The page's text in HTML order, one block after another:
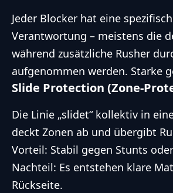
Jeder Blocker hat eine
Verantwortung – meistens die
während zusätzliche Rusher
aufgenommen werden. Starke
Slide Protection (Zone-
Die Linie „slidet“ kollektiv in
deckt Zonen ab und übergibt
Vorteil: Stabil gegen Stunts
Nachteil: Es entstehen klare
Rückseite.